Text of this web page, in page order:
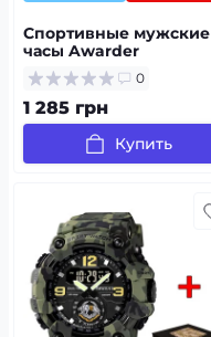
Спортивные мужские
часы Awarder
001CMGRSSO ССО
Зеленый
камуфляж+Коробка
0
1 285 грн
Купить